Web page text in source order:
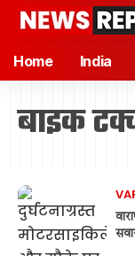
Home India
बाइक